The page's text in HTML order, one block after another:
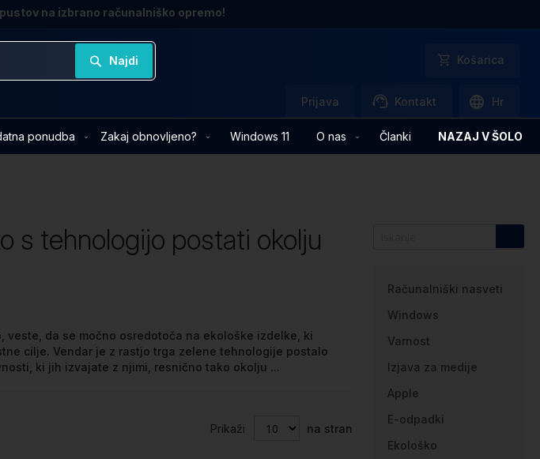
na izbrano računalniško opremo!
Najdi Košarica
Prijava Kontakt Hr
NAZAJ V ŠOLO
Članki
O nas
Windows 11
Zakaj obnovljeno?
ponudba
s tehnologijo postati okolju
da se močno osredotoča na ekološke izdelke, ki
cilje. Vendar je z rastjo trga zelene tehnologije postalo
ki jih izvajate z njimi, resnično tako okolju ...
Prikaži na stran
Računalniški nasveti
Windows
Varnost
Izjava za medije
Apple
E-odpadki
Ekološko